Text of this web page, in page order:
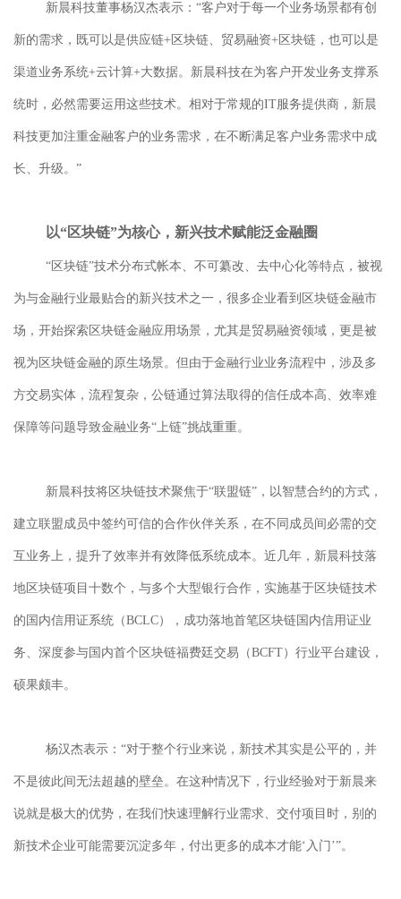
新晨科技董事杨汉杰表示： “客户对于每一个业务场景都有创
新的需求，既可以是供应链+区块链、 贸易融资+区块链，也可以是
渠道业务系统+云计算+大数据。新晨科技在为客户开发业务支撑系
统时，必然需要运用这些技术。相对于常规的IT服务提供商，新晨
科技更加注重金融客户的业务需求，在不断满足客户业务需求中成
长、升级。”
以“区块链”为核心，新兴技术赋能泛金融圈
“区块链”技术分布式帐本、不可纂改、去中心化等特点，被视
为与金融行业最贴合的新兴技术之一，很多企业看到区块链金融市
场，开始探索区块链金融应用场景，尤其是贸易融资领域，更是被
视为区块链金融的原生场景。但由于金融行业业务流程中，涉及多
方交易实体，流程复杂，公链通过算法取得的信任成本高、 效率难
保障等问题导致金融业务“上链”挑战重重。
新晨科技将区块链技术聚焦于“联盟链”，以智慧合约的方式，
建立联盟成员中签约可信的合作伙伴关系，在不同成员间必需的交
互业务上，提升了效率并有效降低系统成本。近几年，新晨科技落
地区块链项目十数个，与多个大型银行合作，实施基于 区块链技术
的国内信用证系统（BCLC），成功落地首笔区块链国内信用证业
务、深度参与国内首个 区块链福费廷交易（BCFT） 行业平台建设，
硕果颇丰。
杨汉杰表示： “对于整个行业来说，新技术其实是公平的，并
不是彼此间无法超越的壁垒。在这种情况下，行业经验对于新晨来
说就是极大的优势，在我们快速理解行业需求、交付项目时，别的
新技术企业可能需要沉淀多年，付出更多的成本才能‘ 入门 ’”。